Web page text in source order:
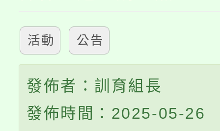
活動 公告
發佈者：訓育組長
發佈時間：2025-05-26